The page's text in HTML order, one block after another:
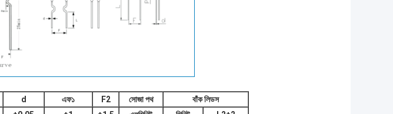
d এফ১ F2 সোজা পথ
বাঁক লিডস